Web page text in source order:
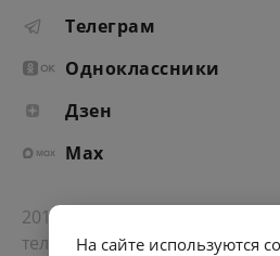
Телеграм
Одноклассники
Дзен
Max
2012-2026 © Портал
телевидение правительства
На сайте используются